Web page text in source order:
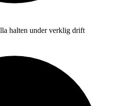
halten under verklig drift